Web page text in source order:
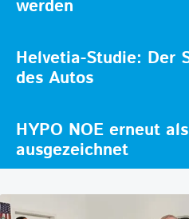
werden
Helvetia-Studie: Der
des Autos
HYPO NOE erneut
ausgezeichnet